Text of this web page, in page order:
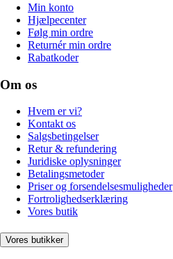
Min konto
Hjælpecenter
Følg min ordre
Returnér min ordre
Rabatkoder
Om os
Hvem er vi?
Kontakt os
Salgsbetingelser
Retur & refundering
Juridiske oplysninger
Betalingsmetoder
Priser og forsendelsesmuligheder
Fortrolighedserklæring
Vores butik
Vores butikker